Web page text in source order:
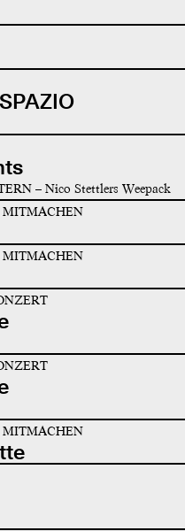
– Nico Stettlers Weepack
MITMACHEN
MITMACHEN
MITMACHEN